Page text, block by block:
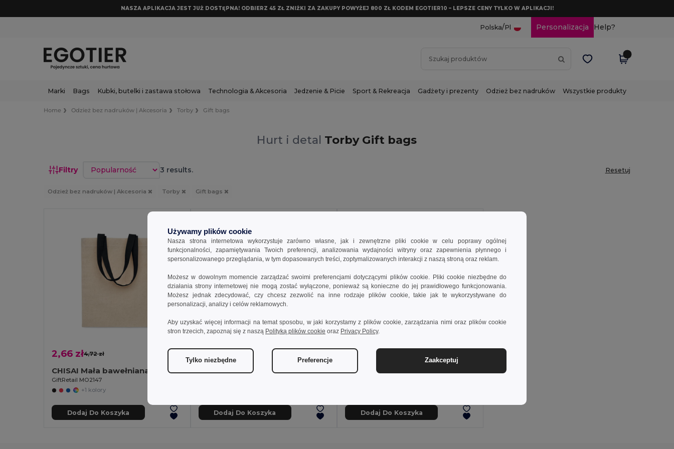
NASZA APLIKACJA JEST JUŻ DOSTĘPNA! ODBIERZ 45 ZŁ ZNIŻKI ZA ZAKUPY POWYŻEJ 800 ZŁ KODEM EGOTIER10 – LEPSZE CENY TYLKO W APLIKACJI!
Polska/Pl Personalizacja Help?
Marki Bags Kubki, butelki i zastawa stołowa Technologia & Akcesoria Jedzenie & Picie Sport & Rekreacja Gadżety i prezenty Odzież bez nadruków Wszystkie produkty
Home Odzież bez nadruków | Akcesoria Torby Gift bags
Hurt i detal Torby Gift bags
Filtry Sortuj według 3 results. Resetuj
Odzież bez nadruków | Akcesoria Torby Gift bags
2,66 zł4,72 zł -44%
CHISAI Mała bawełniana torba 140gr/m²
GiftRetail MO2147
+1 kolory
Dodaj Do Koszyka
38,33 zł
Goya 38549
Dodaj Do Koszyka
6,13 zł
Dodaj Do Koszyka
Używamy plików cookie
Nasza strona internetowa wykorzystuje zarówno własne, jak i zewnętrzne pliki cookie w celu poprawy ogólnej
funkcjonalności, zapamiętywania Twoich preferencji, analizowania wydajności witryny oraz zapewnienia płynnego i
spersonalizowanego przeglądania, w tym dopasowanych treści, zoptymalizowanych interakcji z naszą stroną oraz reklam.
Możesz w dowolnym momencie zarządzać swoimi preferencjami dotyczącymi plików cookie. Pliki cookie niezbędne do
działania strony internetowej nie mogą zostać wyłączone, ponieważ są konieczne do jej prawidłowego funkcjonowania.
Możesz jednak zdecydować, czy chcesz zezwolić na inne rodzaje plików cookie, takie jak te wykorzystywane do
personalizacji, analizy i celów reklamowych.
Aby uzyskać więcej informacji na temat sposobu, w jaki korzystamy z plików cookie, zarządzania nimi oraz plików cookie
stron trzecich, zapoznaj się z naszą Polityką plików cookie oraz Privacy Policy.
Tylko niezbędne Preferencje Zaakceptuj